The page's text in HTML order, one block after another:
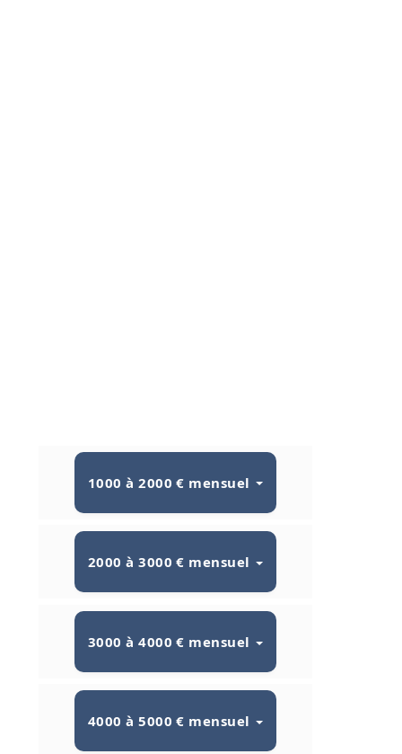
1000 à 2000 € mensuel
2000 à 3000 € mensuel
3000 à 4000 € mensuel
4000 à 5000 € mensuel